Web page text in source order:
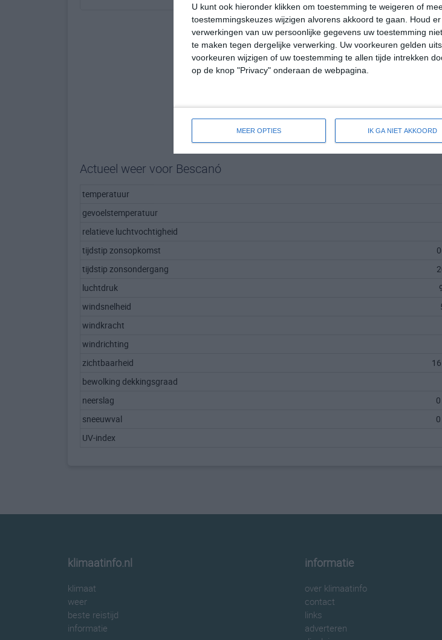
U kunt ook hieronder klikken om toestemming te weigeren of
toestemmingskeuzes wijzigen alvorens akkoord te gaan.
Houd
verwerkingen van uw persoonlijke gegevens uw toestemming
te maken tegen dergelijke verwerking. Uw voorkeuren gelden
voorkeuren wijzigen of uw toestemming te allen tijde intrekken
op de knop "Privacy" onderaan de webpagina.
MEER OPTIES IK GA NIET AKKOORD
Actueel weer voor Bescanó
temperatuur
gevoelstemperatuur
relatieve luchtvochtigheid
tijdstip zonsopkomst
tijdstip zonsondergang
luchtdruk
windsnelheid
windkracht
windrichting
zichtbaarheid
bewolking dekkingsgraad
neerslag
sneeuwval
UV-index
klimaatinfo.nl
klimaat
weer
beste reistijd
informatie
informatie
over klimaatinfo
contact
links
adverteren